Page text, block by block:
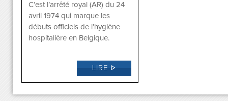
C’est l’arrêté royal (AR) du 24
avril 1974 qui marque les
débuts officiels de l’hygiène
hospitalière en Belgique.
LIRE